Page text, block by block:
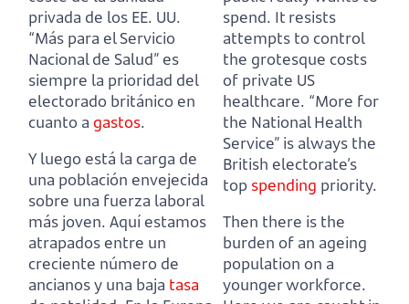
privada de los EE. UU.
“Más para el Servicio
Nacional de Salud” es
siempre la prioridad del
electorado británico en
cuanto a gastos.
Y luego está la carga de
una población envejecida
sobre una fuerza laboral
más joven. Aquí estamos
atrapados entre un
creciente número de
ancianos y una baja tasa
spend. It resists
attempts to control
the grotesque costs
of private US
healthcare. “More for
the National Health
Service” is always the
British electorate’s
top spending priority.
Then there is the
burden of an ageing
population on a
younger workforce.